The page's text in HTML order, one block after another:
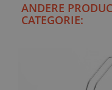
ANDERE
CATEGORIE: